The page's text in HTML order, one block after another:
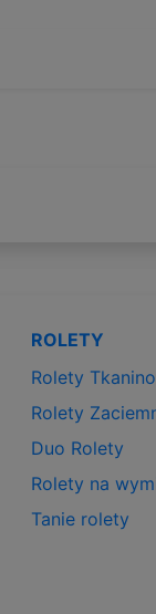
ROLETY
Rolety
Rolety
Duo Rolety
Rolety na
Tanie rolety